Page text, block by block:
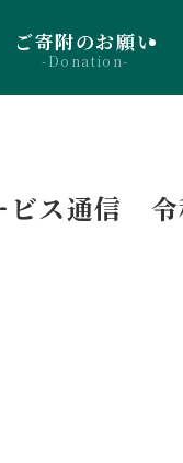
ご寄附のお願い
-Donation-
ビス通信